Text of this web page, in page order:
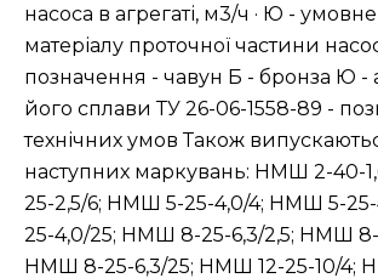
насоса в агрегаті, м3/ч · Ю -
матеріалу проточної частини
позначення - чавун Б - бронза Ю -
його сплави ТУ 26-06-1558-89 -
технічних умов Також
наступних маркувань: НМШ 2-40-
25-2,5/6; НМШ 5-25-4,0/4; НМШ 5-
25-4,0/25; НМШ 8-25-6,3/2,5; НМШ 8-
НМШ 8-25-6,3/25; НМШ 12-25-10/4;